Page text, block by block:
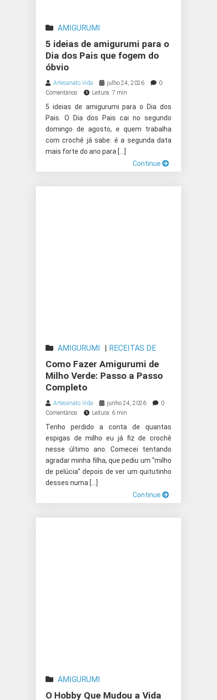
AMIGURUMI
5 ideias de amigurumi para o
Dia dos Pais que fogem do
óbvio
Artesanato Vida julho 24, 2026
0
Comentários
Leitura: 7 min
5 ideias de amigurumi para o Dia dos
Pais. O Dia dos Pais cai no segundo
domingo de agosto, e quem trabalha
com crochê já sabe: é a segunda data
mais forte do ano para […]
Continue
AMIGURUMI | RECEITAS DE
AMIGURUMI
Como Fazer Amigurumi de
Milho Verde: Passo a Passo
Completo
Artesanato Vida junho 24, 2026
0
Comentários
Leitura: 6 min
Tenho perdido a conta de quantas
espigas de milho eu já fiz de crochê
nesse último ano. Comecei tentando
agradar minha filha, que pediu um “milho
de pelúcia” depois de ver um quitutinho
desses numa […]
Continue
AMIGURUMI
O Hobby Que Mudou a Vida